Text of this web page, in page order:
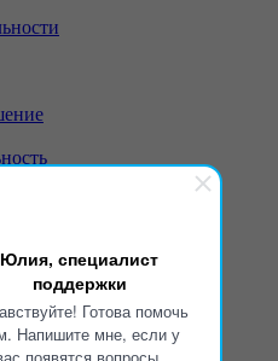
Юлия, специалист
поддержки
Готова помочь
Напишите мне, если у
Med